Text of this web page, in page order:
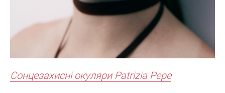
Сонцезахисні окуляри Patrizia Pepe